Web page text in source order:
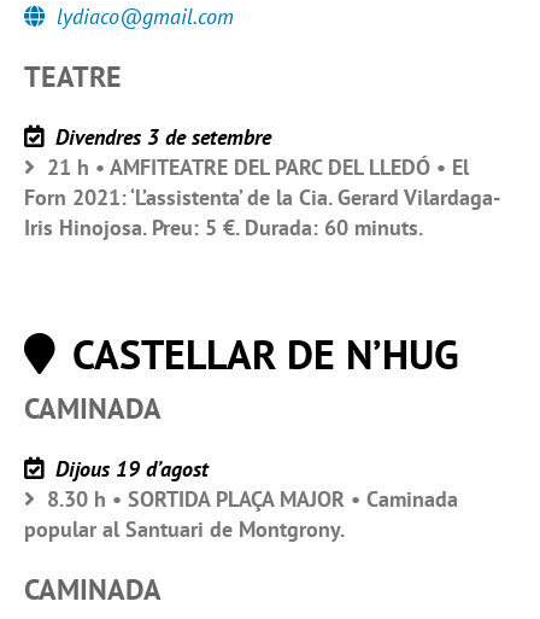
lydiaco@gmail.com
TEATRE
Divendres 3 de setembre
21 h • AMFITEATRE DEL PARC DEL LLEDÓ • El
Forn 2021: ‘L’assistenta’ de la Cia. Gerard Vilardaga-
Iris Hinojosa. Preu: 5 €. Durada: 60 minuts.
CASTELLAR DE N’HUG
CAMINADA
Dijous 19 d’agost
8.30 h • SORTIDA PLAÇA MAJOR • Caminada
popular al Santuari de Montgrony.
CAMINADA